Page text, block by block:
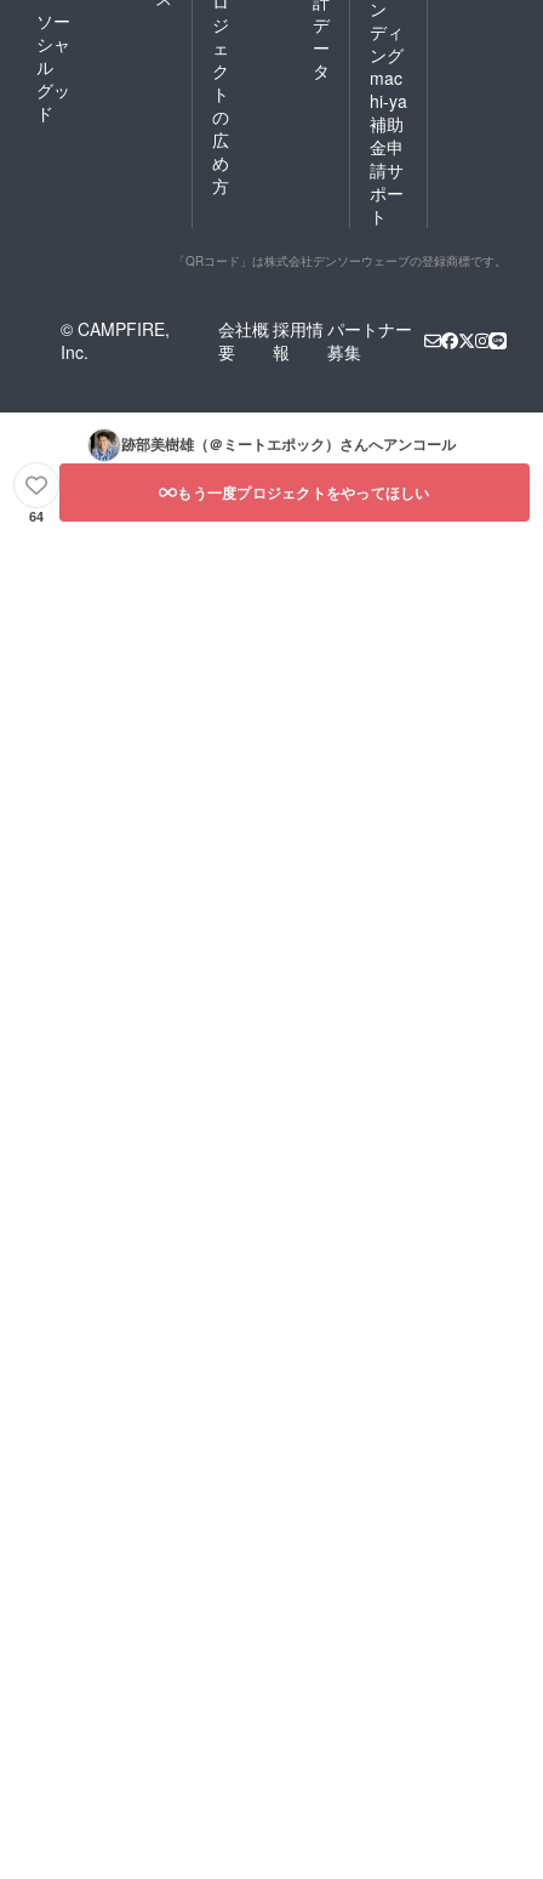
ソー
シャ
ル
グッ
ド
ジ
ェ
ク
ト
の
広
め
方
デ
ー
タ
ン
ディ
ング
mac
hi-ya
補助
金申
請サ
ポー
ト
「QRコード」は株式会社デンソーウェーブの登録商標です。
© CAMPFIRE,
Inc.
会社概
要
採用情
報
パートナー
募集
跡部美樹雄（＠ミートエポック） さんへアンコール
64
もう一度プロジェクトをやってほしい